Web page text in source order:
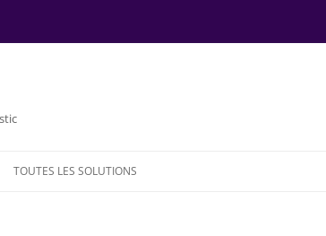
TOUTES LES SOLUTIONS